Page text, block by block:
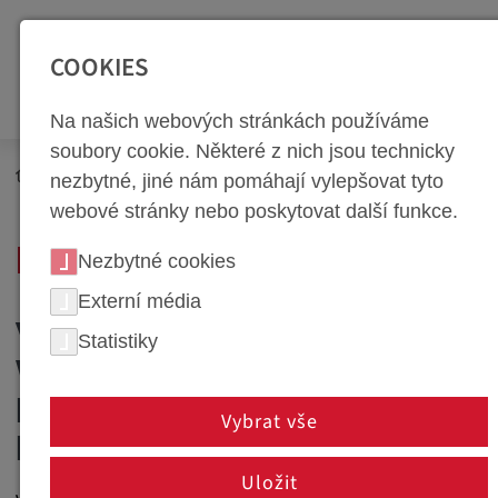
Zur Top Navigation springen [Alt+1]Zur Hauptnavigation
Newsroom Novinky
NEWS PORTÁL
VÍTEJTE U SPOLEČNOSTI
WEBA - VAŠEHO
PARTNERA PRO INOVACE A
KVALITU
COOKIES
Na našich webových stránkách používáme
soubory cookie. Některé z nich jsou technicky
nezbytné, jiné nám pomáhají vylepšovat tyto
webové stránky nebo poskytovat další funkce.
Nezbytné cookies
Externí média
Statistiky
Vybrat vše
Uložit